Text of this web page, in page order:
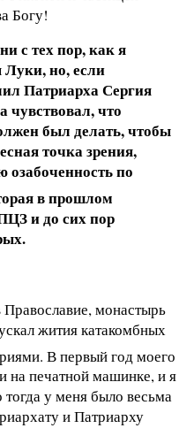
Богу!
с тех пор, как я
Луки, но, если
Патриарха Сергия
чувствовал, что
был делать, чтобы
точка зрения,
по
в прошлом
и до сих пор
Православие, монастырь
жития катакомбных
В первый год моего
на печатной машинке, и я
тогда у меня было весьма
и Патриарху